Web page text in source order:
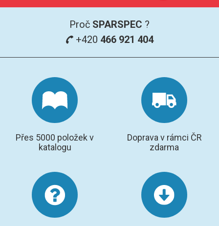
Proč SPARSPEC ?
+420 466 921 404
Přes 5000 položek v
katalogu
Doprava v rámci ČR
zdarma